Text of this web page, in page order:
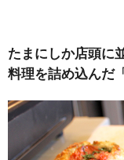
たまにしか店頭に
料理を詰め込んだ